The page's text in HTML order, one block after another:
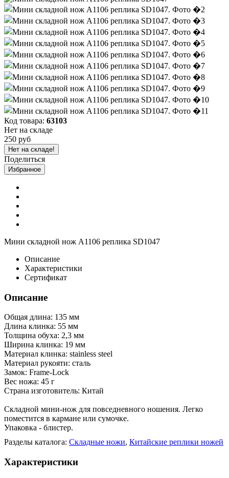
Код товара: 63103
Нет на складе
250 руб
Нет на складе!
Поделиться
Избранное
Мини складной нож A1106 реплика SD1047
Описание
Характеристики
Сертификат
Описание
Общая длина: 135 мм
Длина клинка: 55 мм
Толщина обуха: 2,3 мм
Ширина клинка: 19 мм
Материал клинка: stainless steel
Материал рукояти: сталь
Замок: Frame-Lock
Вес ножа: 45 г
Страна изготовитель: Китай
Складной мини-нож для повседневного ношения. Легко
поместится в кармане или сумочке.
Упаковка - блистер.
Разделы каталога: Складные ножи, Китайские реплики ножей
Характеристики